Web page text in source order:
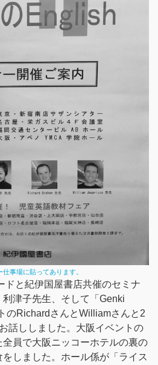
仕事場に貼ってあります。
ドと紀伊国屋書店共催のセミナ
津子先生、そして「Genki
のRichardさんとWilliamさんと2
話ししました。大阪イベントの
員で大阪ニッコーホテルの裏の
しました。ホール係が「ライス